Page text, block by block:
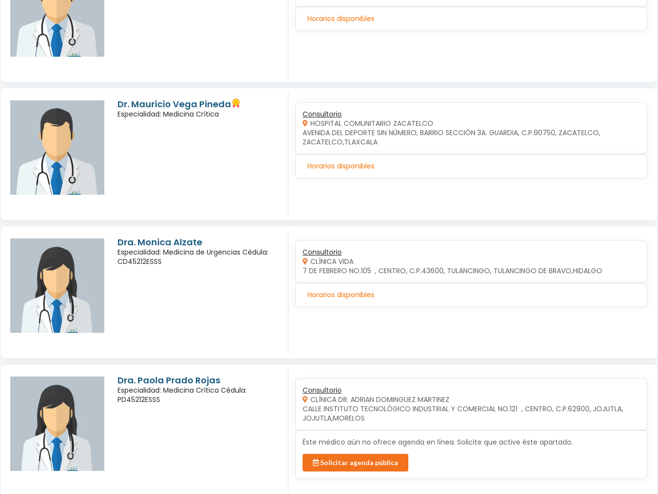
Horarios disponibles
Dr. Mauricio Vega Pineda
Especialidad: Medicina Crítica
Consultorio
HOSPITAL COMUNITARIO ZACATELCO
AVENIDA DEL DEPORTE SIN NÚMERO, BARRIO SECCIÓN 3A. GUARDIA, C.P.90750, ZACATELCO,
ZACATELCO,TLAXCALA
Horarios disponibles
Dra. Monica Alzate
Especialidad: Medicina de Urgencias Cédula:
CD45212ESSS
Consultorio
CLÍNICA VIDA
7 DE FEBRERO NO.105  , CENTRO, C.P.43600, TULANCINGO, TULANCINGO DE BRAVO,HIDALGO
Horarios disponibles
Dra. Paola Prado Rojas
Especialidad: Medicina Crítica Cédula:
PD45212ESSS
Consultorio
CLÍNICA DR. ADRIAN DOMINGUEZ MARTINEZ
CALLE INSTITUTO TECNOLÓGICO INDUSTRIAL Y COMERCIAL NO.121  , CENTRO, C.P.62900, JOJUTLA,
JOJUTLA,MORELOS
Éste médico aún no ofrece agenda en línea. Solicite que active éste apartado.
Solicitar agenda pública